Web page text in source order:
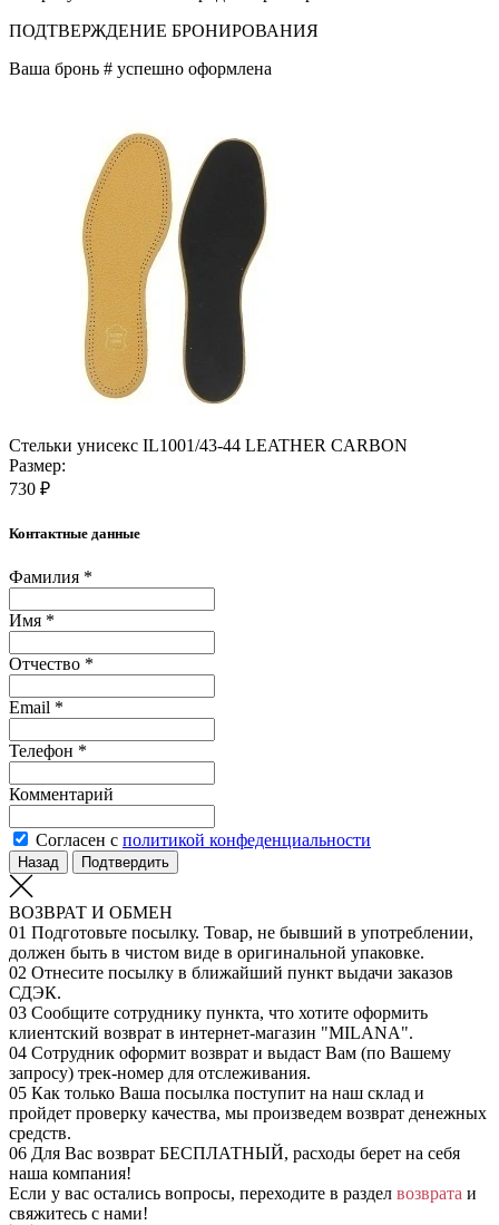
ПОДТВЕРЖДЕНИЕ БРОНИРОВАНИЯ
Ваша бронь # успешно оформлена
Стельки унисекс IL1001/43-44 LEATHER CARBON
Размер:
730 ₽
Контактные данные
Фамилия *
Имя *
Отчество *
Email *
Телефон *
Комментарий
Согласен с политикой конфеденциальности
Назад Подтвердить
ВОЗВРАТ И ОБМЕН
01 Подготовьте посылку. Товар, не бывший в употреблении,
должен быть в чистом виде в оригинальной упаковке.
02 Отнесите посылку в ближайший пункт выдачи заказов
СДЭК.
03 Сообщите сотруднику пункта, что хотите оформить
клиентский возврат в интернет-магазин "MILANA".
04 Сотрудник оформит возврат и выдаст Вам (по Вашему
запросу) трек-номер для отслеживания.
05 Как только Ваша посылка поступит на наш склад и
пройдет проверку качества, мы произведем возврат денежных
средств.
06 Для Вас возврат БЕСПЛАТНЫЙ, расходы берет на себя
наша компания!
Если у вас остались вопросы, переходите в раздел возврата и
свяжитесь с нами!